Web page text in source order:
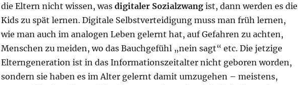
die Eltern nicht wissen, was digitaler Sozialzwangist, dann werden es die
Kids zu spät lernen. Digitale Selbstverteidigung muss man früh lernen,
wie man auch im analogen Leben gelernt hat, auf Gefahren zu achten,
Menschen zu meiden, wo das Bauchgefühl „nein sagt“ etc. Die jetzige
Elterngeneration ist in das Informationszeitalter nicht geboren worden,
sondern sie haben es im Alter gelernt damit umzugehen – meistens,